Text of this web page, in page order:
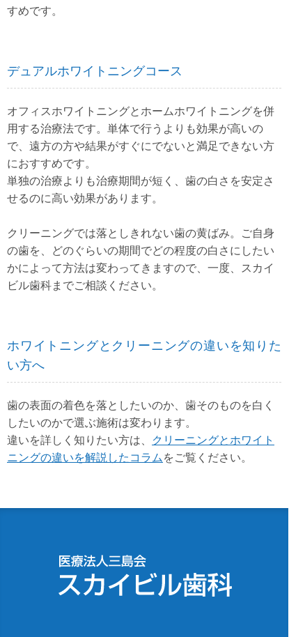
すめです。
デュアルホワイトニングコース
オフィスホワイトニングとホームホワイトニングを併
用する治療法です。単体で行うよりも効果が高いの
で、遠方の方や結果がすぐにでないと満足できない方
におすすめです。
単独の治療よりも治療期間が短く、歯の白さを安定さ
せるのに高い効果があります。
クリーニングでは落としきれない歯の黄ばみ。ご自身
の歯を、どのぐらいの期間でどの程度の白さにしたい
かによって方法は変わってきますので、一度、スカイ
ビル歯科までご相談ください。
ホワイトニングとクリーニングの違いを知りた
い方へ
歯の表面の着色を落としたいのか、歯そのものを白く
したいのかで選ぶ施術は変わります。
違いを詳しく知りたい方は、
クリーニングとホワイト
ニングの違いを解説したコラム をご覧ください。